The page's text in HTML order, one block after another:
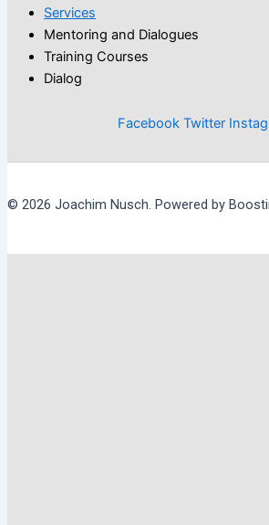
Services
Mentoring and Dialogues
Training Courses
Dialog
Facebook Twitter
© 2026 Joachim Nusch. Powered by